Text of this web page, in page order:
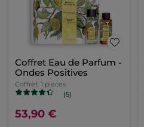
Coffret Eau de Parfum -
Ondes Positives
Coffret 1 pieces
(5)
53,90 €